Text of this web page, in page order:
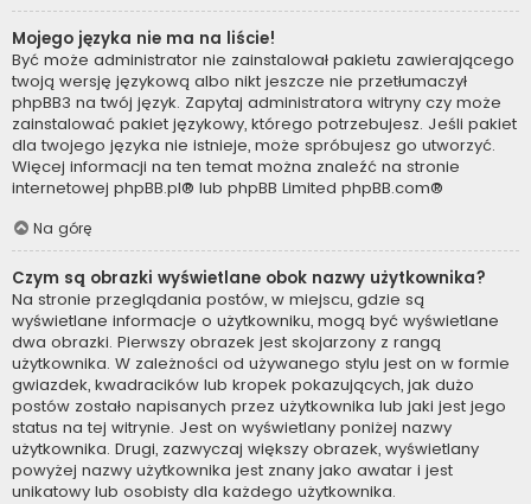
Mojego języka nie ma na liście!
Być może administrator nie zainstalował pakietu zawierającego
twoją wersję językową albo nikt jeszcze nie przetłumaczył
phpBB3 na twój język. Zapytaj administratora witryny czy może
zainstalować pakiet językowy, którego potrzebujesz. Jeśli pakiet
dla twojego języka nie istnieje, może spróbujesz go utworzyć.
Więcej informacji na ten temat można znaleźć na stronie
internetowej phpBB.pl® lub phpBB Limited phpBB.com®
Na górę
Czym są obrazki wyświetlane obok nazwy użytkownika?
Na stronie przeglądania postów, w miejscu, gdzie są
wyświetlane informacje o użytkowniku, mogą być wyświetlane
dwa obrazki. Pierwszy obrazek jest skojarzony z rangą
użytkownika. W zależności od używanego stylu jest on w formie
gwiazdek, kwadracików lub kropek pokazujących, jak dużo
postów zostało napisanych przez użytkownika lub jaki jest jego
status na tej witrynie. Jest on wyświetlany poniżej nazwy
użytkownika. Drugi, zazwyczaj większy obrazek, wyświetlany
powyżej nazwy użytkownika jest znany jako awatar i jest
unikatowy lub osobisty dla każdego użytkownika.